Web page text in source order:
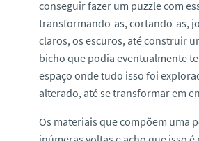
conseguir fazer um puzzle com
transformando-as, cortando-as,
claros, os escuros, até construir
bicho que podia eventualmente
espaço onde tudo isso foi
alterado, até se transformar em
Os materiais que compõem uma